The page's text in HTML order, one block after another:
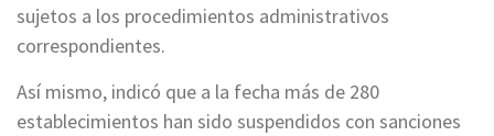
sujetos a los procedimientos administrativos
correspondientes.
Así mismo, indicó que a la fecha más de 280
establecimientos han sido suspendidos con sanciones